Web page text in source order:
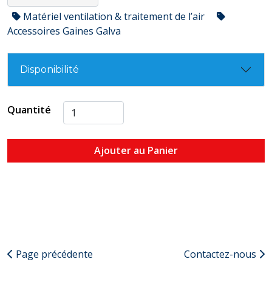
Matériel ventilation & traitement de l’air
Accessoires Gaines Galva
Disponibilité
Quantité
Ajouter au Panier
Page précédente Contactez-nous